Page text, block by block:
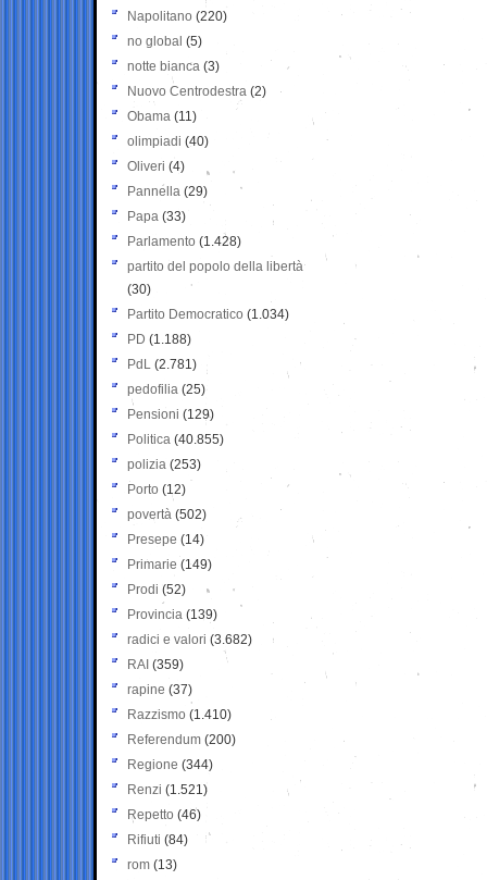
Napolitano (220)
no global (5)
notte bianca (3)
Nuovo Centrodestra (2)
Obama (11)
olimpiadi (40)
Oliveri (4)
Pannella (29)
Papa (33)
Parlamento (1.428)
partito del popolo della libertà
(30)
Partito Democratico (1.034)
PD (1.188)
PdL (2.781)
pedofilia (25)
Pensioni (129)
Politica (40.855)
polizia (253)
Porto (12)
povertà (502)
Presepe (14)
Primarie (149)
Prodi (52)
Provincia (139)
radici e valori (3.682)
RAI (359)
rapine (37)
Razzismo (1.410)
Referendum (200)
Regione (344)
Renzi (1.521)
Repetto (46)
Rifiuti (84)
rom (13)